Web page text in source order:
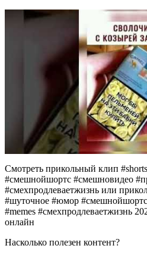
Смотреть прикольный клип
#смешнойшортс #смешновидео
#смехпродлеваетжизнь или
#шуточное #юмор
#memes #смехпродлеваетжизнь
онлайн
Насколько полезен контент?